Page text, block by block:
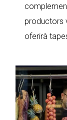
productors
oferirà